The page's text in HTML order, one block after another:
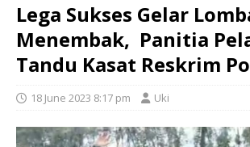
Lega Sukses Gelar
Menembak, Panitia
Tandu Kasat Reskrim
18 June 2023 8:17 pm Uki